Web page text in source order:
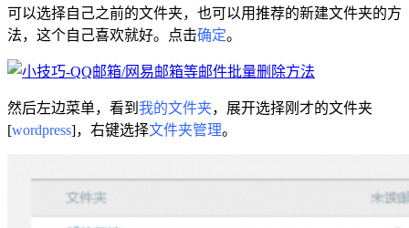
可以选择自己之前的文件夹，也可以用推荐的新建文件夹的方
法，这个自己喜欢就好。点击确定。
然后左边菜单，看到 我的文件夹，展开选择刚才的文件夹
[wordpress]，右键选择文件夹管理。